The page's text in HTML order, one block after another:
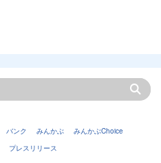
バンク みんかぶ
みんかぶChoice
プレスリリース